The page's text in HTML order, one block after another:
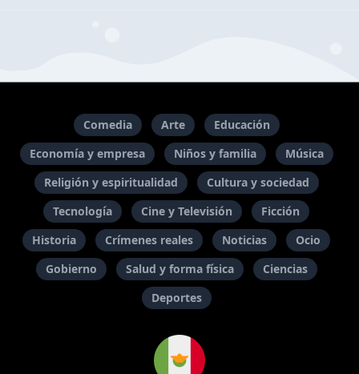
Comedia Arte
Educación
Economía y empresa
Niños y familia
Música
Religión y espiritualidad
Cultura y sociedad
Tecnología
Cine y Televisión
Ficción
Historia
Crímenes reales Noticias
Ocio
Gobierno
Salud y forma física
Ciencias
Deportes